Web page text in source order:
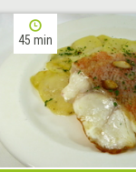
45 min